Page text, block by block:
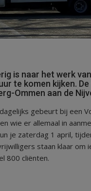
is naar het werk
te komen kijken.
Ommen aan de
gebeurt bij een
wie er allemaal in
je zaterdag 1 april,
staan klaar
800 cliënten.